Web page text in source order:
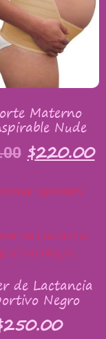
Materno
Nude
$220.00
opciones
de Lactancia
Negro
250.00